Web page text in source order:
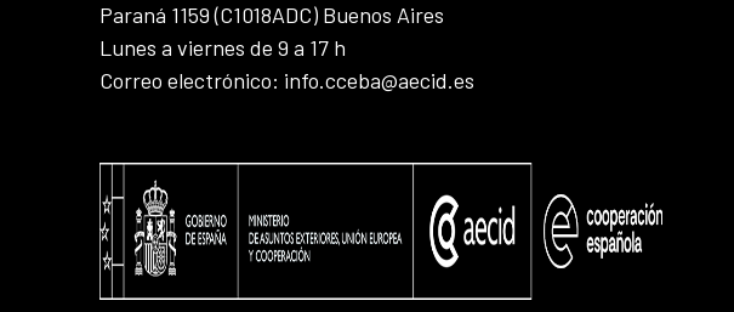
Paraná 1159 (C1018ADC) Buenos Aires
Lunes a viernes de 9 a 17 h
Correo electrónico: info.cceba@aecid.es